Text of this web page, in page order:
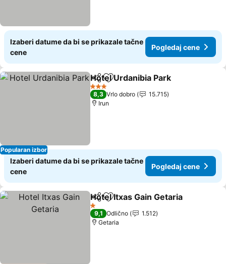
Izaberi datume da bi se prikazale tačne
cene
Pogledaj cene
Popularan izbor
Deli Dodati u favorite
Hotel Urdanibia Park
3 Zvezdice
8,3 Vrlo dobro
15.715
Irun
Izaberi datume da bi se prikazale tačne
cene
Pogledaj cene
Deli Dodati u favorite
Hotel Itxas Gain Getaria
1 Zvezdice
9,1 Odlično
1.512
Getaria